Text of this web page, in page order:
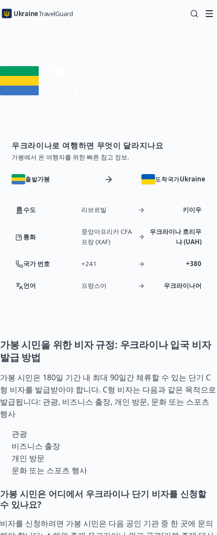
UkraineTravelGuard
우크라이나로 여행하면 무엇이 달라지나요
가봉에서 온 여행자를 위한 빠른 참고 정보.
출발가봉 도착국가Ukraine
수도 리브르빌 키이우
통화
중앙아프리카 CFA
프랑 (XAF)
우크라이나 흐리우
냐 (UAH)
국가 번호 +241 +380
언어 프랑스어 우크라이나어
가봉 시민을 위한 비자 규정: 우크라이나 입국 비자
발급 방법
가봉 시민은 180일 기간 내 최대 90일간 체류할 수 있는 단기 C
형 비자를 발급받아야 합니다. C형 비자는 다음과 같은 목적으로
발급됩니다: 관광, 비즈니스 출장, 개인 방문, 문화 또는 스포츠
행사
관광
비즈니스 출장
개인 방문
문화 또는 스포츠 행사
가봉 시민은 어디에서 우크라이나 단기 비자를 신청할
수 있나요?
비자를 신청하려면 가봉 시민은 다음 공인 기관 중 한 곳에 문의